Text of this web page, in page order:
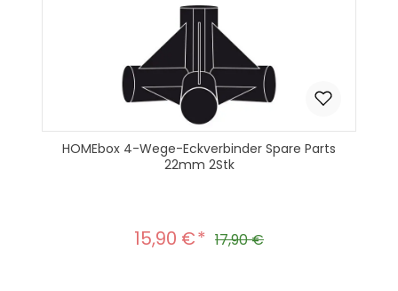
HOMEbox 4-Wege-Eckverbinder Spare Parts
22mm 2Stk
Verkaufspreis:
15,90 € Regulärer Preis:
17,90 €